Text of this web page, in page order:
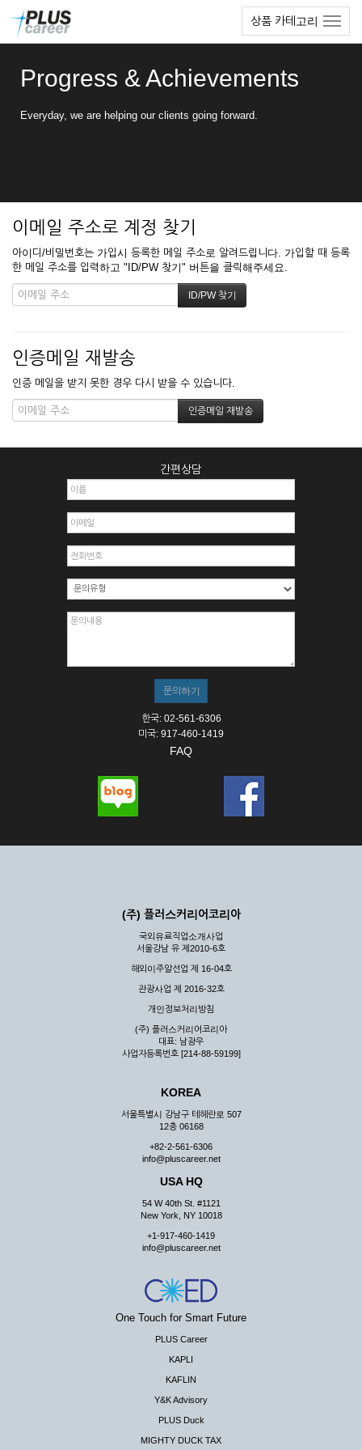
상품 카테고리
Progress & Achievements
Everyday, we are helping our clients going forward.
이메일 주소로 계정 찾기
아이디/비밀번호는 가입시 등록한 메일 주소로 알려드립니다. 가입할 때 등록
한 메일 주소를 입력하고 "ID/PW 찾기" 버튼을 클릭해주세요.
인증메일 재발송
인증 메일을 받지 못한 경우 다시 받을 수 있습니다.
간편상담
한국: 02-561-6306
미국: 917-460-1419
FAQ
(주) 플러스커리어코리아
국외유료직업소개사업
서울강남 유 제2010-6호
해외이주알선업 제 16-04호
관광사업 제 2016-32호
개인정보처리방침
(주) 플러스커리어코리아
대표: 남광우
사업자등록번호 [214-88-59199]
KOREA
서울특별시 강남구 테헤란로 507
12층 06168
+82-2-561-6306
info@pluscareer.net
USA HQ
54 W 40th St. #1121
New York, NY 10018
+1-917-460-1419
info@pluscareer.net
One Touch for Smart Future
PLUS Career
KAPLI
KAFLIN
Y&K Advisory
PLUS Duck
MIGHTY DUCK TAX